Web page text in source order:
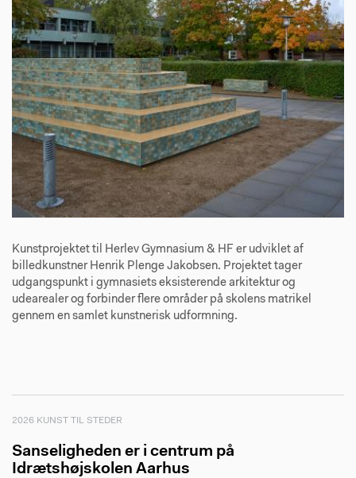
Kunstprojektet til Herlev Gymnasium & HF er udviklet af
billedkunstner Henrik Plenge Jakobsen. Projektet tager
udgangspunkt i gymnasiets eksisterende arkitektur og
udearealer og forbinder flere områder på skolens matrikel
gennem en samlet kunstnerisk udformning.
2026 KUNST TIL STEDER
Sanseligheden er i centrum på
Idrætshøjskolen Aarhus